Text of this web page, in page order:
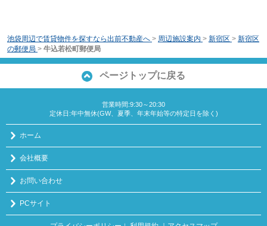
池袋周辺で賃貸物件を探すなら出前不動産へ > 周辺施設案内 > 新宿区 > 新宿区
の郵便局 > 牛込若松町郵便局
ページトップに戻る
営業時間:9:30～20:30
定休日:年中無休(GW、夏季、年末年始等の特定日を除く)
ホーム
会社概要
お問い合わせ
PCサイト